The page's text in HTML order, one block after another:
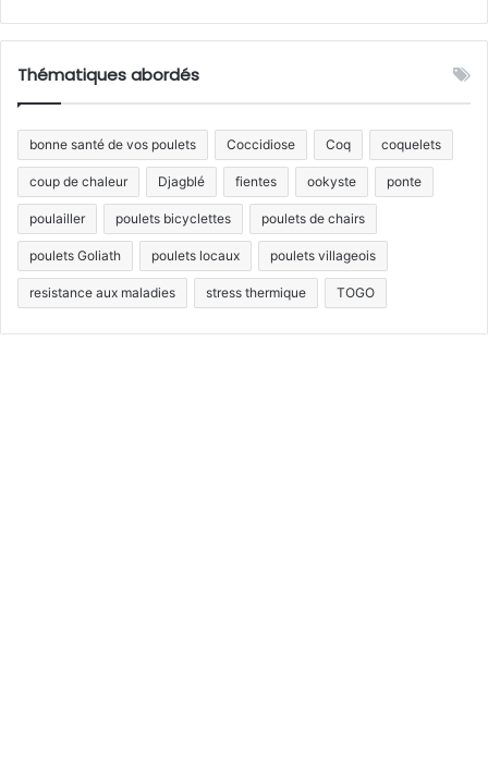
Thématiques abordés
bonne santé de vos poulets Coccidiose Coq coquelets
coup de chaleur Djagblé fientes ookyste ponte
poulailler poulets bicyclettes poulets de chairs
poulets Goliath poulets locaux poulets villageois
resistance aux maladies stress thermique TOGO